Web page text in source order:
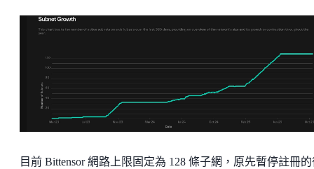
目前 Bittensor 網路上限固定為 128 條子網，原先暫停註冊